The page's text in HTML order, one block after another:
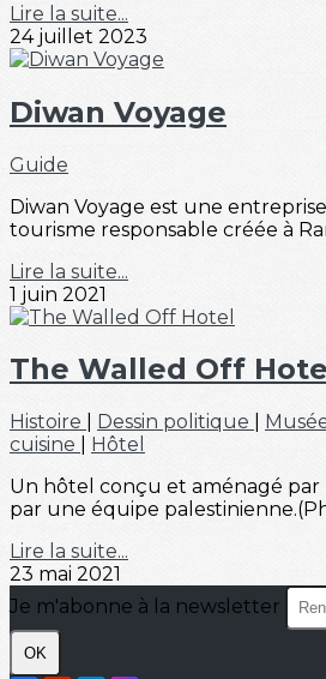
Lire la suite...
24 juillet 2023
Diwan Voyage
Guide
Diwan Voyage est une
tourisme responsable créée à
Lire la suite...
1 juin 2021
The Walled Off
Histoire Dessin politique
cuisine
Hôtel
Un hôtel conçu et aménagé par
par une équipe
Lire la suite...
23 mai 2021
Je m'abonne à la newsletter
OK